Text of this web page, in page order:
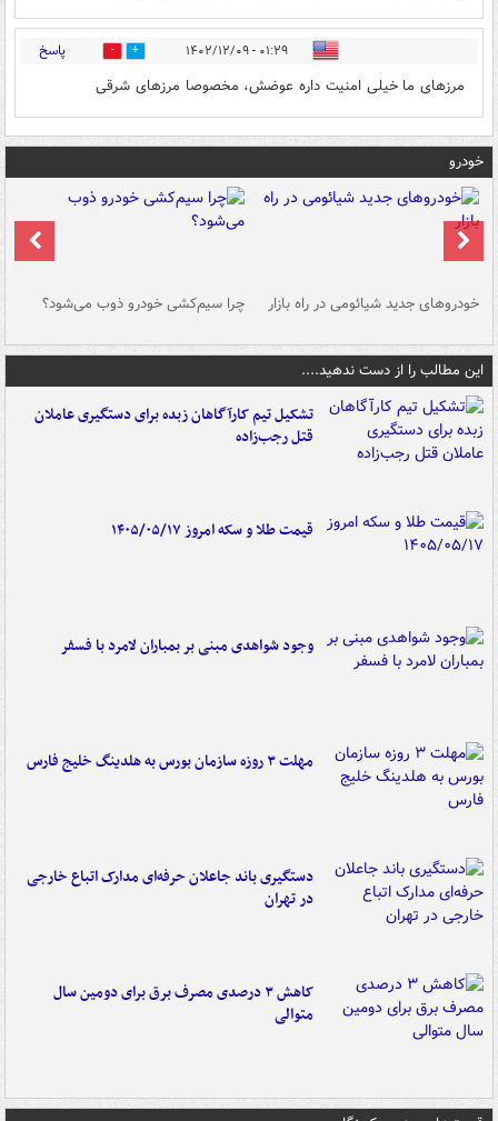
۰۱:۲۹ - ۱۴۰۲/۱۲/۰۹ 1 پاسخ
مرزهای ما خیلی امنیت داره عوضش، مخصوصا مرزهای شرقی
خودرو
خودروهای جدید شیائومی در راه بازار چرا سیم‌کشی خودرو ذوب می‌شود؟
این مطالب را از دست ندهید....
تشکیل تیم کارآگاهان زبده برای دستگیری عاملان
قتل رجب‌زاده
قیمت طلا و سکه امروز ۱۴۰۵/۰۵/۱۷
وجود شواهدی مبنی بر بمباران لامرد با فسفر
مهلت ۳ روزه سازمان بورس به هلدینگ خلیج فارس
دستگیری باند جاعلان حرفه‌ای مدارک اتباع خارجی
در تهران
کاهش ۳ درصدی مصرف برق برای دومین سال
متوالی